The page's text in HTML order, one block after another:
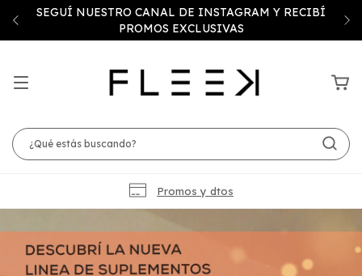
COMBOS Y RUTINAS CON ENVÍOS GRATUITOS A TODO
EL PAIS
Promos y dtos